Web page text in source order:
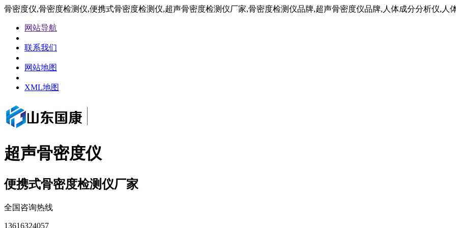
骨密度仪,骨密度检测仪,便携式骨密度检测仪,超声骨密度检测仪厂家,骨密度检测仪品牌,超声骨密度仪品牌,人体成分分析仪,人
网站导航
联系我们
网站地图
XML地图
超声骨密度仪
便携式骨密度检测仪厂家
全国咨询热线
13616324057